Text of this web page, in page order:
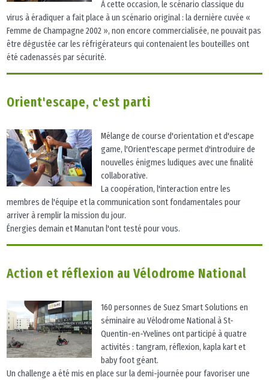
À cette occasion, le scénario classique du
virus à éradiquer a fait place à un scénario original : la dernière cuvée «
Femme de Champagne 2002 », non encore commercialisée, ne pouvait pas
être dégustée car les réfrigérateurs qui contenaient les bouteilles ont
été cadenassés par sécurité.
Orient'escape, c'est parti
Mélange de course d'orientation et d'escape
game, l'Orient'escape permet d'introduire de
nouvelles énigmes ludiques avec une finalité
collaborative.
La coopération, l'interaction entre les
membres de l'équipe et la communication sont fondamentales pour
arriver à remplir la mission du jour.
Énergies demain et Manutan l'ont testé pour vous.
Action et réflexion au Vélodrome National
160 personnes de Suez Smart Solutions en
séminaire au Vélodrome National à St-
Quentin-en-Yvelines ont participé à quatre
activités : tangram, réflexion, kapla kart et
baby foot géant.
Un challenge a été mis en place sur la demi-journée pour favoriser une